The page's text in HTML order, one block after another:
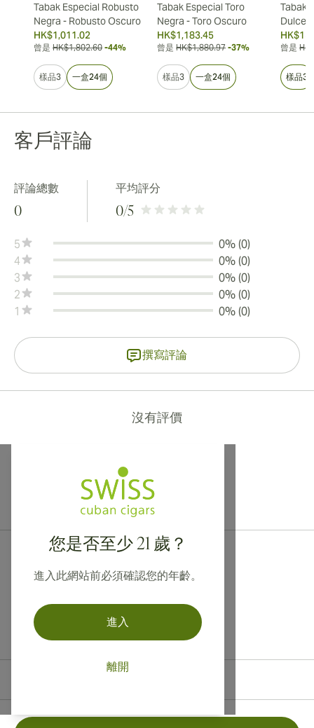
Tabak Especial Robusto
Negra - Robusto Oscuro
HK$1,011.02
曾是 HK$1,802.60 -44%
樣品3 一盒24個
Tabak Especial Toro
Negra - Toro Oscuro
HK$1,183.45
曾是 HK$1,880.97 -37%
樣品3 一盒24個
Tabak
Dulce
曾是
樣品3
客戶評論
評論總數
0
平均評分
0/5
5
0% (0)
4
0% (0)
3
0% (0)
2
0% (0)
1
0% (0)
撰寫評論
沒有評價
您是否至少 21 歲？
進入此網站前必須確認您的年齡。
進入
離開
提供寄往加拿大、英國及澳洲的國際運送服務！